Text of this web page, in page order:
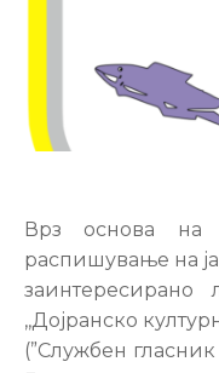
Финансии
Настани
Врз основа
распишување на
,,Дојранско
(”Службен